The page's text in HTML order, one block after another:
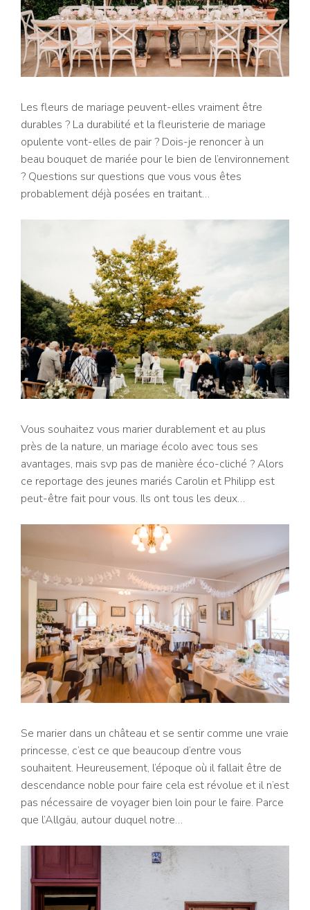
Les fleurs de mariage peuvent-elles vraiment être
durables ? La durabilité et la fleuristerie de mariage
opulente vont-elles de pair ? Dois-je renoncer à un
beau bouquet de mariée pour le bien de l’environnement
? Questions sur questions que vous vous êtes
probablement déjà posées en traitant…
Vous souhaitez vous marier durablement et au plus
près de la nature, un mariage écolo avec tous ses
avantages, mais svp pas de manière éco-cliché ? Alors
ce reportage des jeunes mariés Carolin et Philipp est
peut-être fait pour vous. Ils ont tous les deux…
Se marier dans un château et se sentir comme une vraie
princesse, c’est ce que beaucoup d’entre vous
souhaitent. Heureusement, l’époque où il fallait être de
descendance noble pour faire cela est révolue et il n’est
pas nécessaire de voyager bien loin pour le faire. Parce
que l’Allgäu, autour duquel notre…